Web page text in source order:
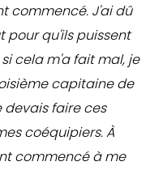
commencé. J'ai dû
pour qu'ils puissent
cela m'a fait mal, je
capitaine de
devais faire ces
coéquipiers. À
commencé à me